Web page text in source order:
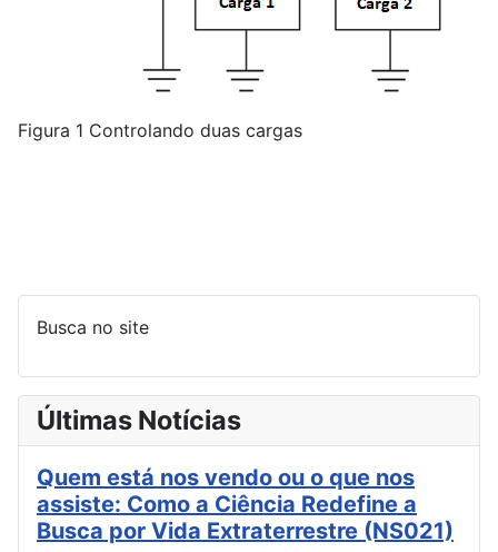
Figura 1 Controlando duas cargas
Busca no site
Últimas Notícias
Quem está nos vendo ou o que nos
assiste: Como a Ciência Redefine a
Busca por Vida Extraterrestre (NS021)